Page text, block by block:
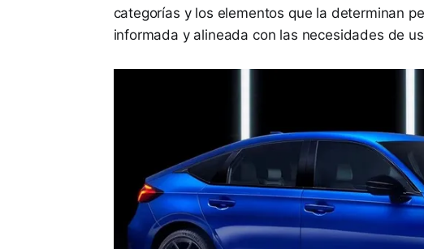
categorías y los elementos que la determinan
informada y alineada con las necesidades de